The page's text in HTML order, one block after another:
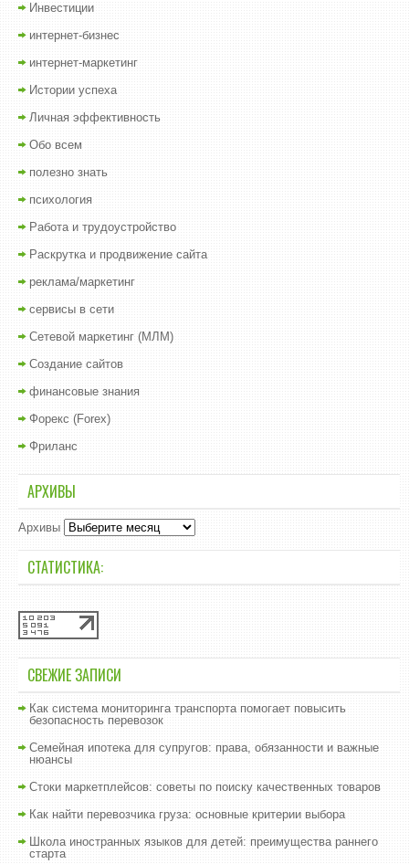
Инвестиции
интернет-бизнес
интернет-маркетинг
Истории успеха
Личная эффективность
Обо всем
полезно знать
психология
Работа и трудоустройство
Раскрутка и продвижение сайта
реклама/маркетинг
сервисы в сети
Сетевой маркетинг (МЛМ)
Создание сайтов
финансовые знания
Форекс (Forex)
Фриланс
АРХИВЫ
Архивы
СТАТИСТИКА:
СВЕЖИЕ ЗАПИСИ
Как система мониторинга транспорта помогает повысить
безопасность перевозок
Семейная ипотека для супругов: права, обязанности и важные
нюансы
Стоки маркетплейсов: советы по поиску качественных товаров
Как найти перевозчика груза: основные критерии выбора
Школа иностранных языков для детей: преимущества раннего
старта